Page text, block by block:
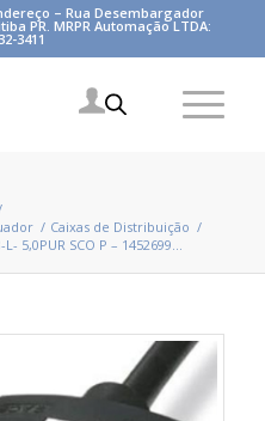
– Rua Desembargador
PR. MRPR Automação LTDA:
3411
/ Caixas de Distribuição /
5,0PUR SCO P – 1452699...